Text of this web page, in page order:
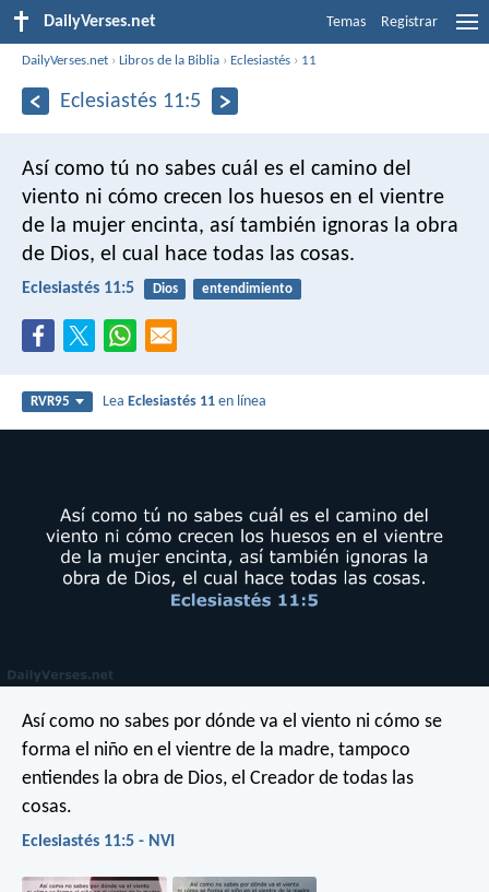
DailyVerses.net Temas Registrar
DailyVerses.net ›Libros de la Biblia › Eclesiastés › 11
Eclesiastés 11:5
Así como tú no sabes cuál es el camino del
viento ni cómo crecen los huesos en el vientre
de la mujer encinta, así también ignoras la obra
de Dios, el cual hace todas las cosas.
Eclesiastés 11:5 Dios entendimiento
RVR95 LeaEclesiastés 11 en línea
Así como no sabes por dónde va el viento ni cómo se
forma el niño en el vientre de la madre, tampoco
entiendes la obra de Dios, el Creador de todas las
cosas.
Eclesiastés 11:5 - NVI